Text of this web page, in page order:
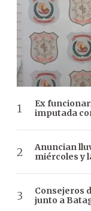
Ex
imputada
Anuncian
miércoles y
Consejeros
junto a